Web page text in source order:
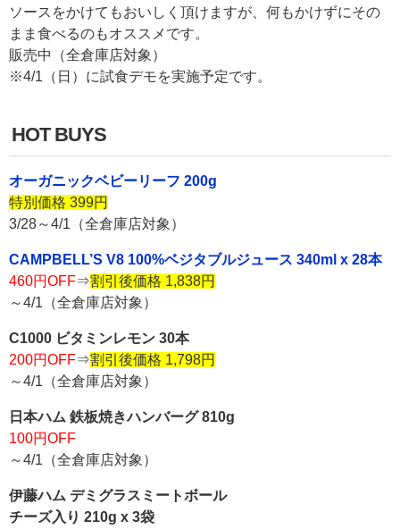
ソースをかけてもおいしく頂けますが、何もかけずにその
まま食べるのもオススメです。
販売中（全倉庫店対象）
※4/1（日）に試食デモを実施予定です。
HOT BUYS
オーガニックベビーリーフ 200g
特別価格 399円
3/28～4/1（全倉庫店対象）
CAMPBELL’S V8 100%ベジタブルジュース 340ml x 28本
460円OFF⇒割引後価格 1,838円
～4/1（全倉庫店対象）
C1000 ビタミンレモン 30本
200円OFF⇒割引後価格 1,798円
～4/1（全倉庫店対象）
日本ハム 鉄板焼きハンバーグ 810g
100円OFF
～4/1（全倉庫店対象）
伊藤ハム デミグラスミートボール
チーズ入り 210g x 3袋